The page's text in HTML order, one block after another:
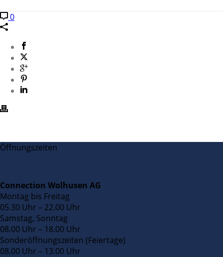
0
Öffnungszeiten
Connection Wolhusen AG
Montag bis Freitag
05.30 Uhr – 22.00 Uhr
Samstag, Sonntag
08.00 Uhr – 18.00 Uhr
Sonderöffnungszeiten (Feiertage)
08.00 Uhr – 13.00 Uhr